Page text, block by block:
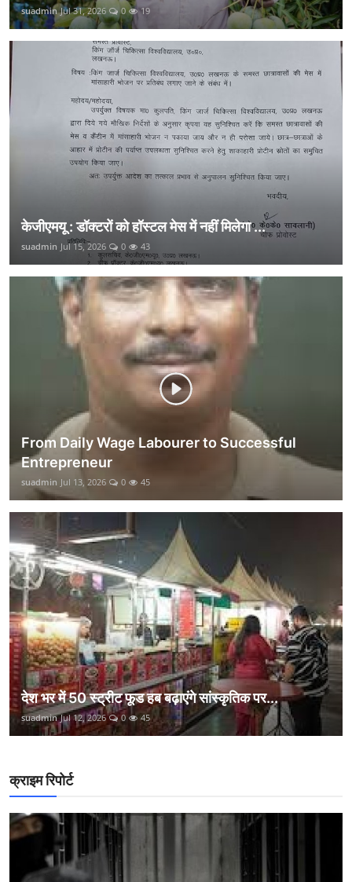
suadmin Jul 31, 2026 0 19
केजीएमयू : डॉक्टरों को हॉस्टल मेस में नहीं मिलेगा ...
suadmin Jul 15, 2026 0 43
From Daily Wage Labourer to Successful
Entrepreneur
suadmin Jul 13, 2026 0 45
देश भर में 50 स्ट्रीट फूड हब बढ़ाएंगे सांस्कृतिक पर...
suadmin Jul 12, 2026 0 45
क्राइम रिपोर्ट